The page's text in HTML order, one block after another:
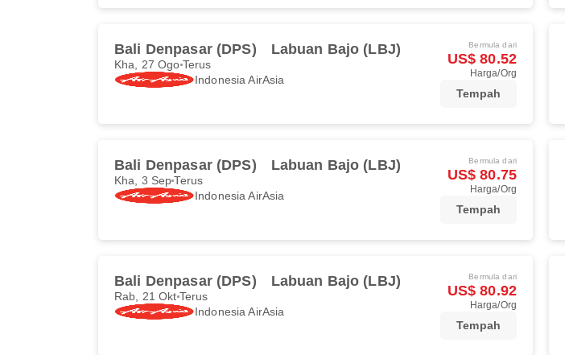
Bali Denpasar (DPS) Labuan Bajo (LBJ)
Kha, 27 Ogo Terus
Indonesia AirAsia
Bermula dari
US$ 80.52
Harga/Org
Tempah
Bali Denpasar (DPS) Labuan Bajo (LBJ)
Kha, 3 SepTerus
Indonesia AirAsia
Bermula dari
US$ 80.75
Harga/Org
Tempah
Bali Denpasar (DPS) Labuan Bajo (LBJ)
Rab, 21 Okt Terus
Indonesia AirAsia
Bermula dari
US$ 80.92
Harga/Org
Tempah